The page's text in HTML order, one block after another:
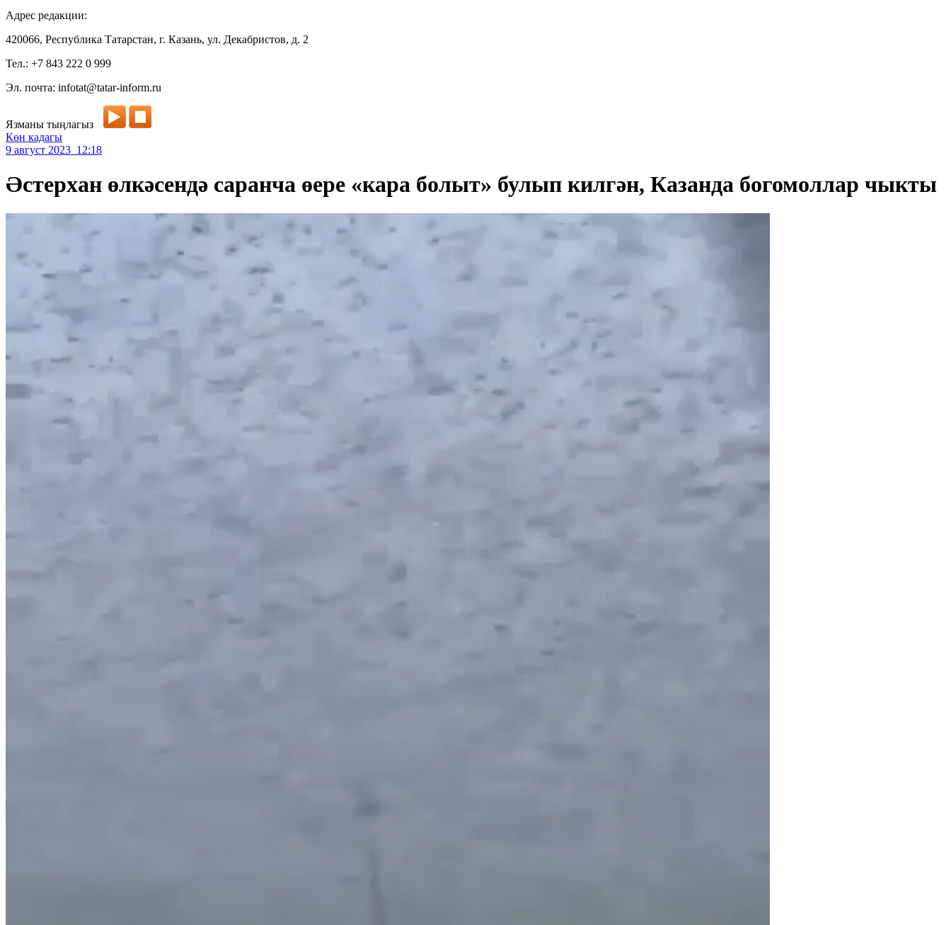
Адрес редакции:
420066, Республика Татарстан, г. Казань, ул. Декабристов, д. 2
Тел.: +7 843 222 0 999
Эл. почта: infotat@tatar-inform.ru
Язманы тыңлагыз
Көн кадагы
9 август 2023 12:18
Әстерхан өлкәсендә саранча өере «кара болыт» булып килгән, Казанда богомоллар чыкты